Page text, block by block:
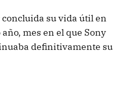
su vida útil en
mes en el que Sony
definitivamente su